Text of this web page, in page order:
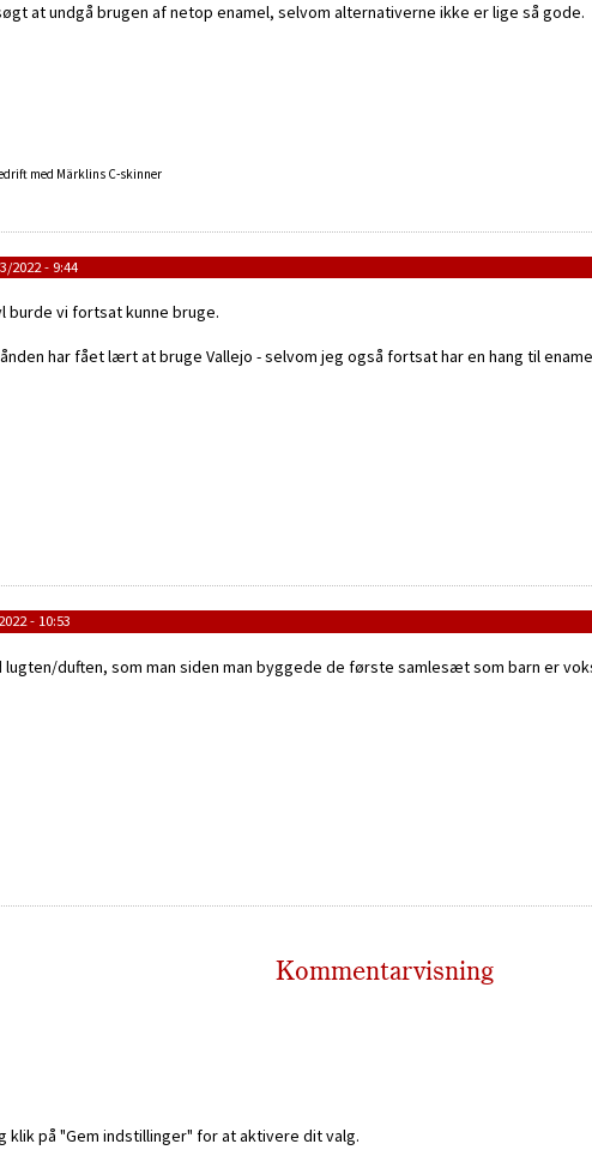
at undgå brugen af netop enamel, selvom alternativerne ikke er lige så gode.
med Märklins C-skinner
2022 - 9:44
burde vi fortsat kunne bruge.
har fået lært at bruge Vallejo - selvom jeg også fortsat har en hang til
- 10:53
duften, som man siden man byggede de første samlesæt som barn er
Kommentarvisning
på "Gem indstillinger" for at aktivere dit valg.